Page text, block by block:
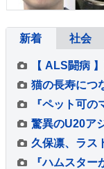
新着 社会